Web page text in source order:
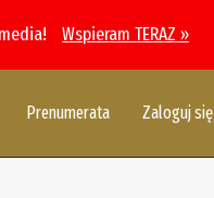
Wspieram TERAZ »
Prenumerata Zaloguj się